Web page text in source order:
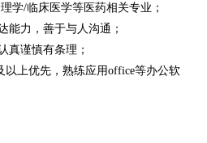
学/临床医学等医药相关专业；
能力，善于与人沟通；
真谨慎有条理；
以上优先，熟练应用office等办公软